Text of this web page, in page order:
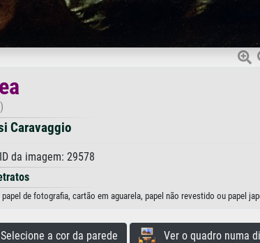
Caravaggio
da imagem: 29578
de fotografia, cartão em aguarela, papel não revestido ou papel
a cor da parede Ver o quadro numa